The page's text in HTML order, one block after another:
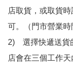
店取貨，或取貨
可。（門市營業時
2)　選擇快遞送貨
店會在三個工作